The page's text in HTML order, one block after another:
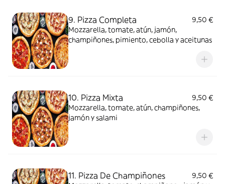
9. Pizza Completa
9,50 €
Mozzarella, tomate, atún, jamón,
champiñones, pimiento, cebolla y aceitunas
10. Pizza Mixta
9,50 €
Mozzarella, tomate, atún, champiñones,
jamón y salami
11. Pizza De Champiñones
9,50 €